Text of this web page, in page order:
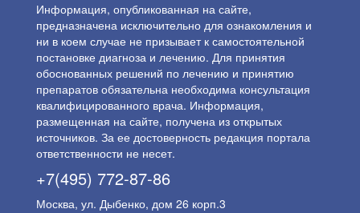
Информация, опубликованная на сайте,
предназначена исключительно для ознакомления и
ни в коем случае не призывает к самостоятельной
постановке диагноза и лечению. Для принятия
обоснованных решений по лечению и принятию
препаратов обязательна необходима консультация
квалифицированного врача. Информация,
размещенная на сайте, получена из открытых
источников. За ее достоверность редакция портала
ответственности не несет.
+7(495) 772-87-86
Москва, ул. Дыбенко, дом 26 корп.3